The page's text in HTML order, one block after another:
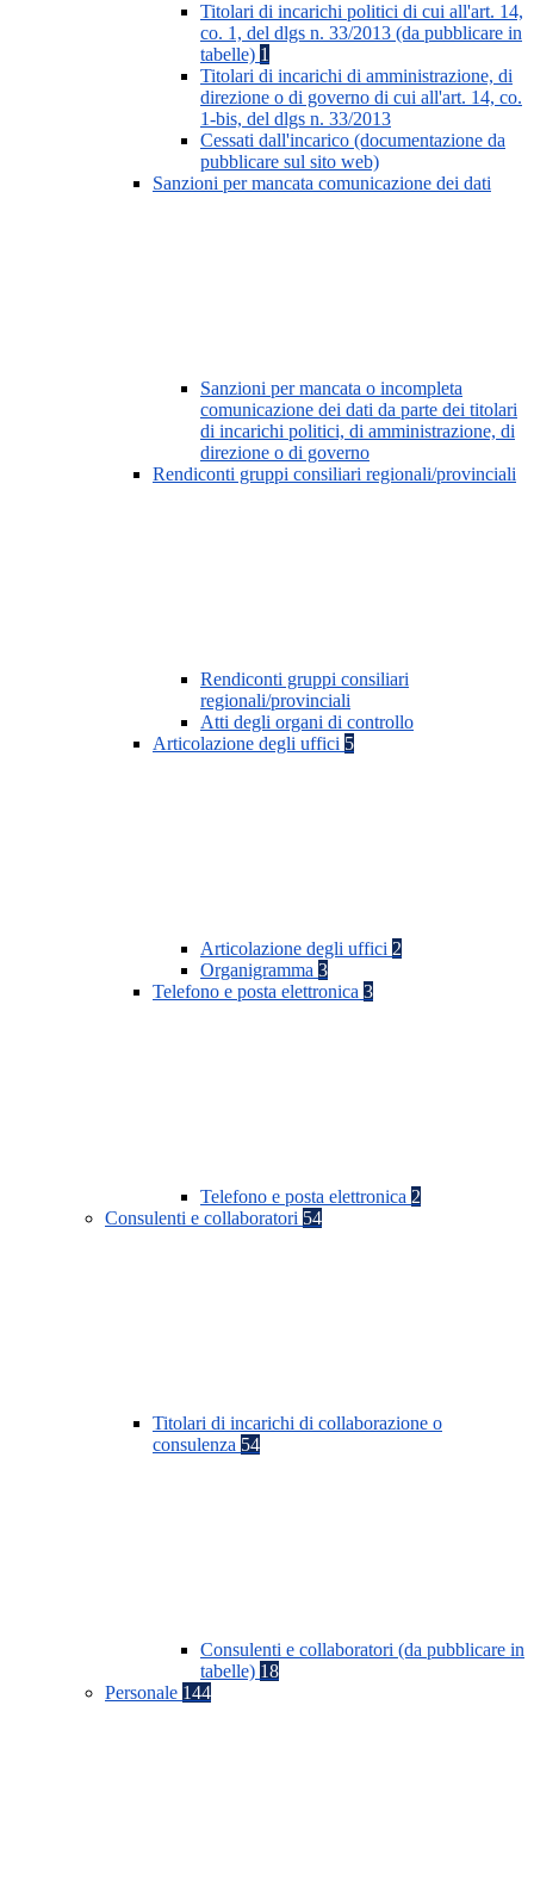
Titolari di incarichi politici di cui all'art. 14,
co. 1, del dlgs n. 33/2013 (da pubblicare in
tabelle) 1
Titolari di incarichi di amministrazione, di
direzione o di governo di cui all'art. 14, co.
1-bis, del dlgs n. 33/2013
Cessati dall'incarico (documentazione da
pubblicare sul sito web)
Sanzioni per mancata comunicazione dei dati
Sanzioni per mancata o incompleta
comunicazione dei dati da parte dei titolari
di incarichi politici, di amministrazione, di
direzione o di governo
Rendiconti gruppi consiliari regionali/provinciali
Rendiconti gruppi consiliari
regionali/provinciali
Atti degli organi di controllo
Articolazione degli uffici 5
Articolazione degli uffici 2
Organigramma 3
Telefono e posta elettronica 3
Telefono e posta elettronica 2
Consulenti e collaboratori 54
Titolari di incarichi di collaborazione o
consulenza 54
Consulenti e collaboratori (da pubblicare in
tabelle) 18
Personale 144